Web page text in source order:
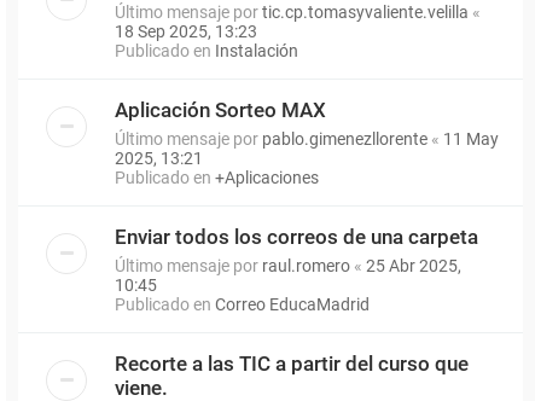
Último mensaje portic.cp.tomasyvaliente.velilla «
18 Sep 2025, 13:23
Publicado en Instalación
Aplicación Sorteo MAX
Último mensaje por pablo.gimenezllorente « 11 May
2025, 13:21
Publicado en +Aplicaciones
Enviar todos los correos de una carpeta
Último mensaje por raul.romero « 25 Abr 2025,
10:45
Publicado en Correo EducaMadrid
Recorte a las TIC a partir del curso que
viene.